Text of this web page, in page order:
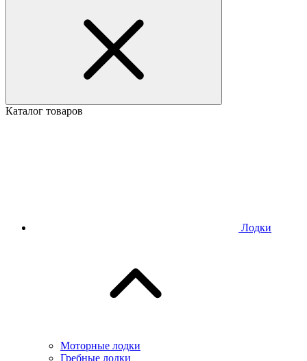
Каталог товаров
Лодки
Моторные лодки
Гребные лодки